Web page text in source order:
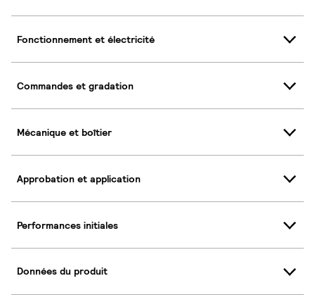
Fonctionnement et électricité
Commandes et gradation
Mécanique et boîtier
Approbation et application
Performances initiales
Données du produit